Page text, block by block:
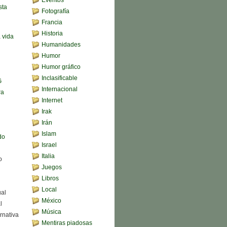
vida
Fotografía
Francia
Historia
Humanidades
Humor
Humor gráfico
Inclasificable
Internacional
Internet
Irak
Irán
Islam
Israel
Italia
Juegos
Libros
Local
México
Música
Mentiras piadosas